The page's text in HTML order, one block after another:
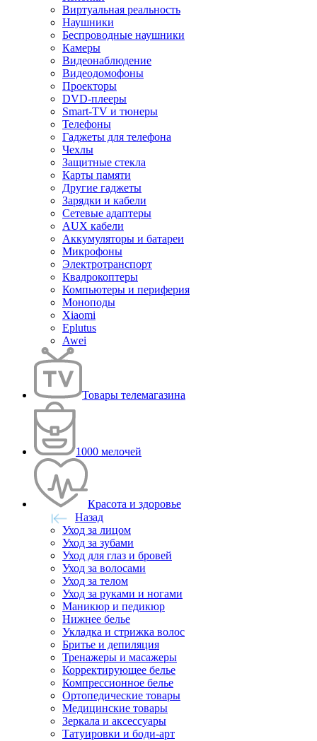
Виртуальная реальность
Наушники
Беспроводные наушники
Камеры
Видеонаблюдение
Видеодомофоны
Проекторы
DVD-плееры
Smart-TV и тюнеры
Телефоны
Гаджеты для телефона
Чехлы
Защитные стекла
Карты памяти
Другие гаджеты
Зарядки и кабели
Сетевые адаптеры
AUX кабели
Аккумуляторы и батареи
Микрофоны
Электротранспорт
Квадрокоптеры
Компьютеры и периферия
Моноподы
Xiaomi
Eplutus
Awei
Товары телемагазина
1000 мелочей
Красота и здоровье
Назад
Уход за лицом
Уход за зубами
Уход для глаз и бровей
Уход за волосами
Уход за телом
Уход за руками и ногами
Маникюр и педикюр
Нижнее белье
Укладка и стрижка волос
Бритье и депиляция
Тренажеры и масажеры
Корректирующее белье
Компрессионное белье
Ортопедические товары
Медицинские товары
Зеркала и аксессуары
Татуировки и боди-арт